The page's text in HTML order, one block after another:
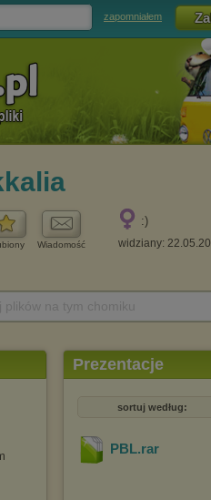
zapomniałem
Wiadomość
:)
widziany:
Prezentacje
sortuj według:
PBL.rar